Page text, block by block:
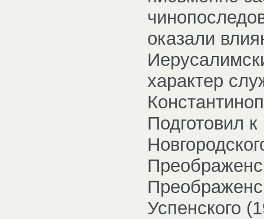
оказали
характер
Подготовил
Успенского